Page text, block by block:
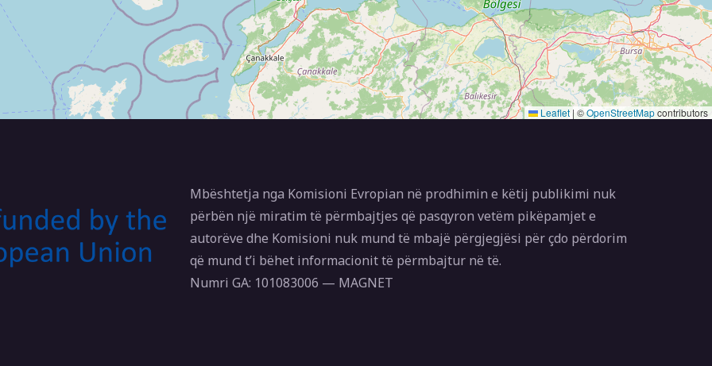
Leaflet | ©OpenStreetMapcontributors
Mbështetja nga Komisioni Evropian në prodhimin e këtij publikimi nuk
përbën një miratim të përmbajtjes që pasqyron vetëm pikëpamjet e
autorëve dhe Komisioni nuk mund të mbajë përgjegjësi për çdo përdorim
që mund t’i bëhet informacionit të përmbajtur në të.
Numri GA: 101083006 — MAGNET